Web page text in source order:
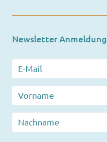
Newsletter Anmeldung